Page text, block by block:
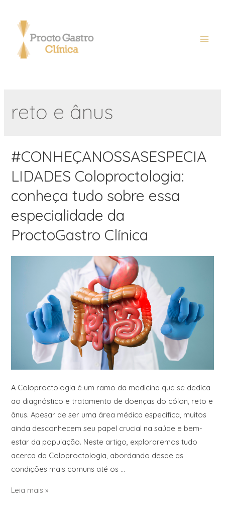
reto e ânus
#CONHEÇANOSSASESPECIA
LIDADES Coloproctologia:
conheça tudo sobre essa
especialidade da
ProctoGastro Clínica
A Coloproctologia é um ramo da medicina que se dedica
ao diagnóstico e tratamento de doenças do cólon, reto e
ânus. Apesar de ser uma área médica específica, muitos
ainda desconhecem seu papel crucial na saúde e bem-
estar da população. Neste artigo, exploraremos tudo
acerca da Coloproctologia, abordando desde as
condições mais comuns até os …
Leia mais »